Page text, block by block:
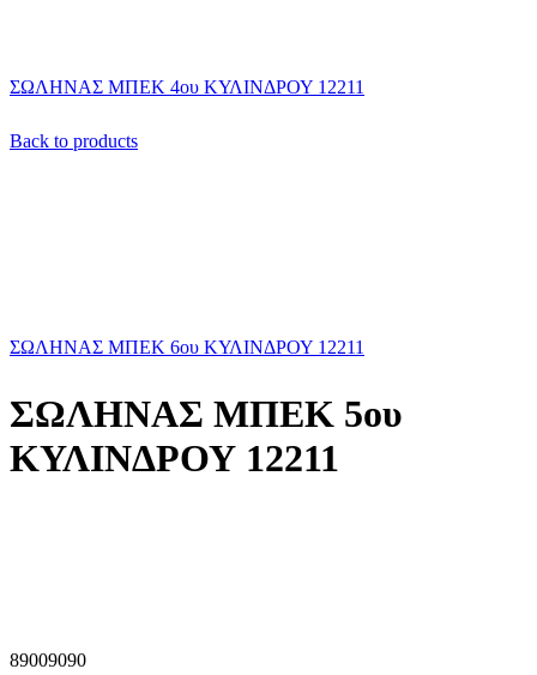
ΣΩΛΗΝΑΣ ΜΠΕΚ 4ου ΚΥΛΙΝΔΡΟΥ 12211
Back to products
ΣΩΛΗΝΑΣ ΜΠΕΚ 6ου ΚΥΛΙΝΔΡΟΥ 12211
ΣΩΛΗΝΑΣ ΜΠΕΚ 5ου
ΚΥΛΙΝΔΡΟΥ 12211
89009090